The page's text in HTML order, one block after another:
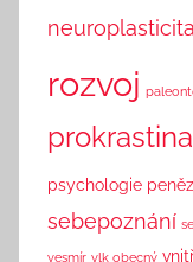
neuroplasticita
rozvoj
psychologie peněz
sebepoznání
vesmír vlk obecný